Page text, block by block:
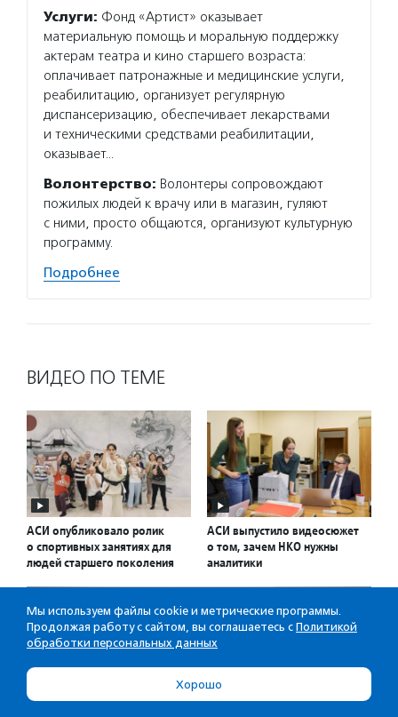
Услуги: Фонд «Артист» оказывает
материальную помощь и моральную поддержку
актерам театра и кино старшего возраста:
оплачивает патронажные и медицинские услуги,
реабилитацию, организует регулярную
диспансеризацию, обеспечивает лекарствами
и техническими средствами реабилитации,
оказывает…
Волонтерство: Волонтеры сопровождают
пожилых людей к врачу или в магазин, гуляют
с ними, просто общаются, организуют культурную
программу.
Подробнее
ВИДЕО ПО ТЕМЕ
АСИ опубликовало ролик
о спортивных занятиях для
людей старшего поколения
АСИ выпустило видеосюжет
о том, зачем НКО нужны
аналитики
Мы используем файлы cookie и метрические программы.
Продолжая работу с сайтом, вы соглашаетесь с Политикой
обработки персональных данных
Хорошо